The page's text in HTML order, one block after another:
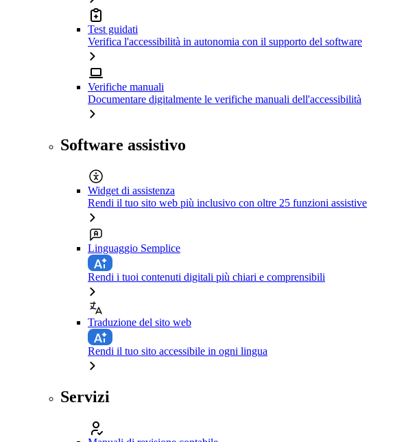
Test guidati
Verifica l'accessibilità in autonomia con il supporto del software
Verifiche manuali
Documentare digitalmente le verifiche manuali dell'accessibilità
Software assistivo
Widget di assistenza
Rendi il tuo sito web più inclusivo con oltre 25 funzioni assistive
Linguaggio Semplice
Rendi i tuoi contenuti digitali più chiari e comprensibili
Traduzione del sito web
Rendi il tuo sito accessibile in ogni lingua
Servizi